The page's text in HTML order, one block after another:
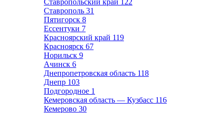
Ставропольский край 122
Ставрополь 31
Пятигорск 8
Ессентуки 7
Красноярский край 119
Красноярск 67
Норильск 9
Ачинск 6
Днепропетровская область 118
Днепр 103
Подгородное 1
Кемеровская область — Кузбасс 116
Кемерово 30